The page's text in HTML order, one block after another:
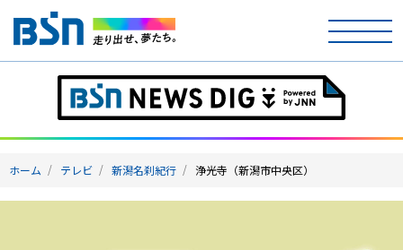
ホーム
テレビ
ラジオ
ホーム テレビ 新潟名刹紀行 浄光寺（新潟市中央区）